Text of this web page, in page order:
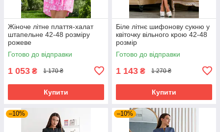
Жіноче літне плаття-халат
штапельне 42-48 розміру
рожеве
Готово до відправки
1 053 ₴ 1 170 ₴
Купити
Біле літнє шифонову сукню у
квіточку вільного крою 42-48
розмір
Готово до відправки
1 143 ₴ 1 270 ₴
Купити
–10% –10%